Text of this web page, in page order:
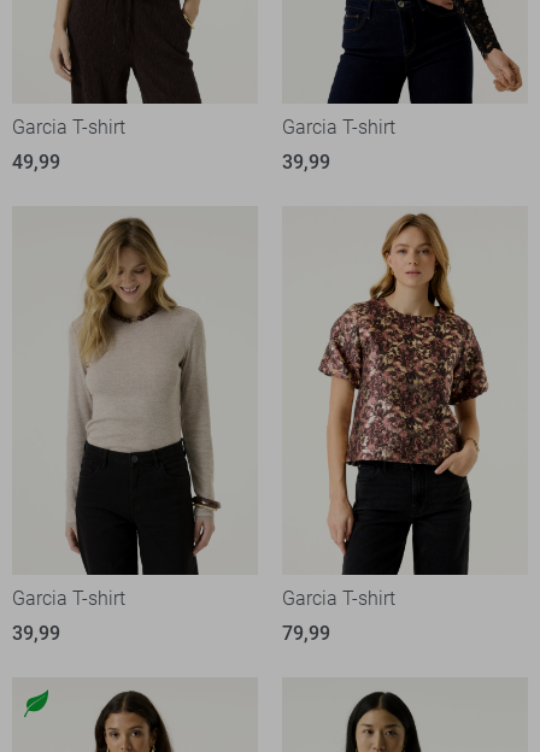
Garcia T-shirt
49,99
Garcia T-shirt
39,99
Garcia T-shirt
39,99
Garcia T-shirt
79,99